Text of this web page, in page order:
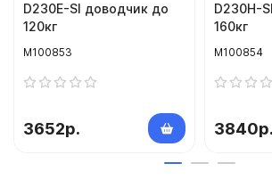
D230E-SI доводчик до
120кг
M100853
3652р.
D230H-
160кг
M100854
3840р.